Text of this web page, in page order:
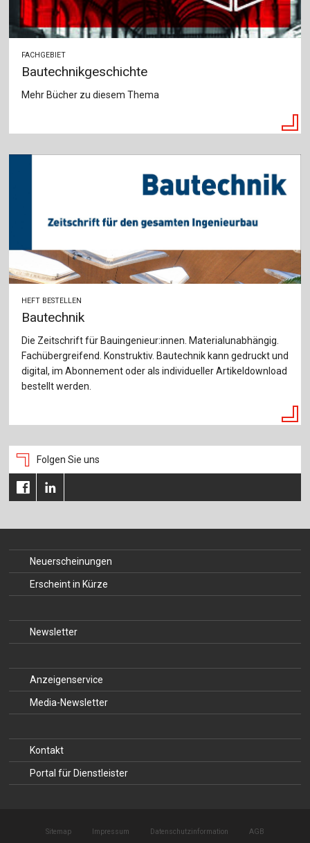
FACHGEBIET
Bautechnikgeschichte
Mehr Bücher zu diesem Thema
HEFT BESTELLEN
Bautechnik
Die Zeitschrift für Bauingenieur:innen. Materialunabhängig.
Fachübergreifend. Konstruktiv. Bautechnik kann gedruckt und
digital, im Abonnement oder als individueller Artikeldownload
bestellt werden.
Folgen Sie uns
Neuerscheinungen
Erscheint in Kürze
Newsletter
Anzeigenservice
Media-Newsletter
Kontakt
Portal für Dienstleister
Sitemap Impressum Datenschutzinformation
AGB